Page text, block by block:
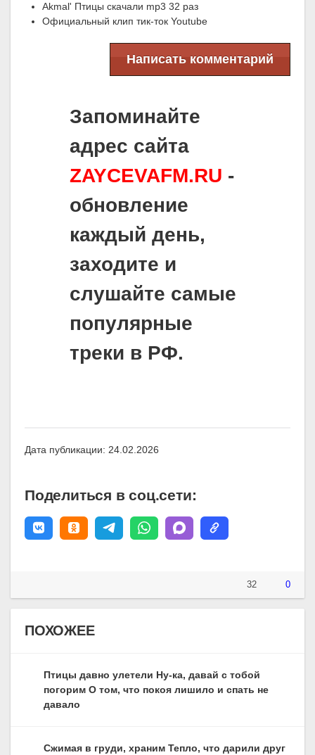
Akmal' Птицы скачали mp3 32 раз
Официальный клип тик-ток Youtube
Написать комментарий
Запоминайте
адрес сайта
ZAYCEVAFM.RU -
обновление
каждый день,
заходите и
слушайте самые
популярные
треки в РФ.
Дата публикации: 24.02.2026
Поделиться в соц.сети:
32 0
ПОХОЖЕЕ
Птицы давно улетели Ну-ка, давай с тобой
погорим О том, что покоя лишило и спать не
давало
Сжимая в груди, храним Тепло, что дарили друг